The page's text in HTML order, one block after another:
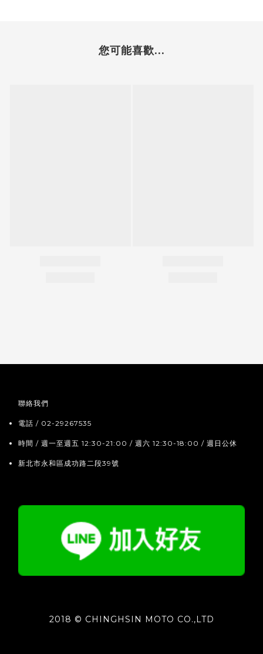
您可能喜歡...
聯絡我們
電話 / 02-29267535
時間 / 週一至週五 12:30-21:00 / 週六 12:30-18:00 / 週日公休
新北市永和區成功路二段39號
2018 © CHINGHSIN MOTO CO.,LTD